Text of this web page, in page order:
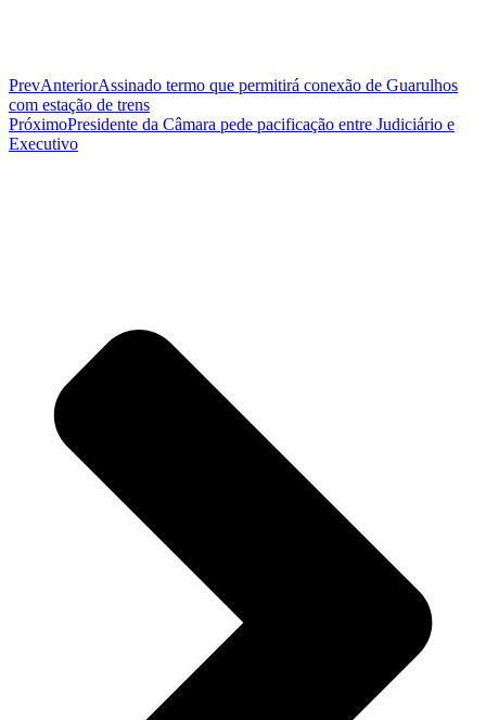
PrevAnteriorAssinado termo que permitirá conexão de Guarulhos
com estação de trens
PróximoPresidente da Câmara pede pacificação entre Judiciário e
Executivo